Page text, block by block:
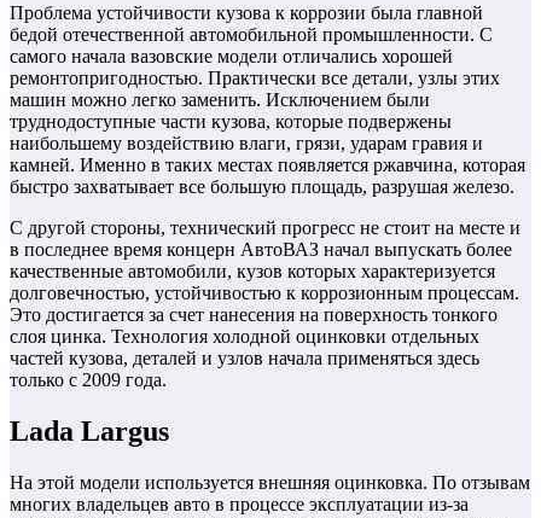
Проблема устойчивости кузова к коррозии была главной
бедой отечественной автомобильной промышленности. С
самого начала вазовские модели отличались хорошей
ремонтопригодностью. Практически все детали, узлы этих
машин можно легко заменить. Исключением были
труднодоступные части кузова, которые подвержены
наибольшему воздействию влаги, грязи, ударам гравия и
камней. Именно в таких местах появляется ржавчина, которая
быстро захватывает все большую площадь, разрушая железо.
С другой стороны, технический прогресс не стоит на месте и
в последнее время концерн АвтоВАЗ начал выпускать более
качественные автомобили, кузов которых характеризуется
долговечностью, устойчивостью к коррозионным процессам.
Это достигается за счет нанесения на поверхность тонкого
слоя цинка. Технология холодной оцинковки отдельных
частей кузова, деталей и узлов начала применяться здесь
только с 2009 года.
Lada Largus
На этой модели используется внешняя оцинковка. По отзывам
многих владельцев авто в процессе эксплуатации из-за